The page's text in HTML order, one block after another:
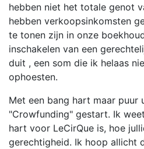
hebben niet het totale genot
hebben verkoopsinkomsten
te tonen zijn in onze
inschakelen van een
duit , een som die ik helaas
ophoesten.
Met een bang hart maar
"Crowfunding" gestart. Ik
hart voor LeCirQue is, hoe
gerechtigheid. Ik hoop allicht